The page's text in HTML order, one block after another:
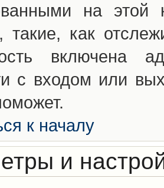
на
такие, как
включена
с входом или
к началу
и